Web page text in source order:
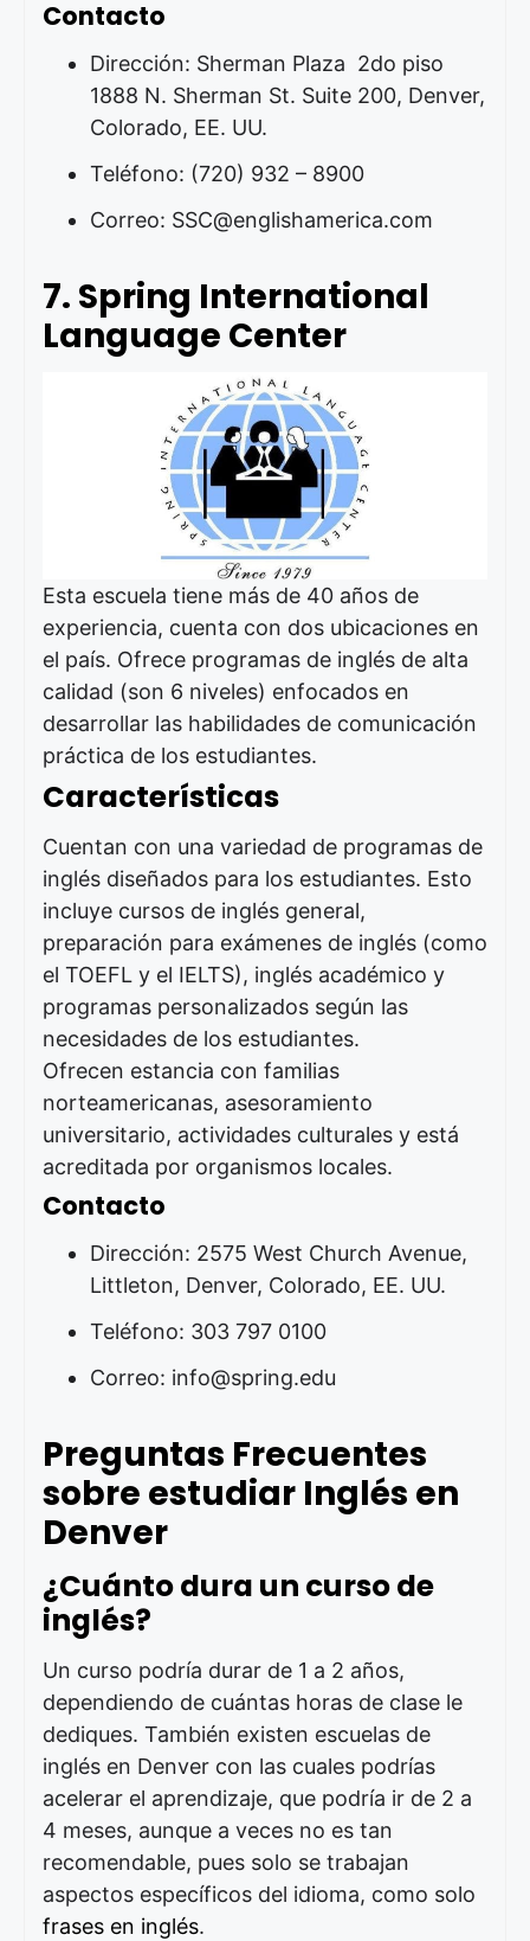
Contacto
Dirección: Sherman Plaza 2do piso
1888 N. Sherman St. Suite 200, Denver,
Colorado, EE. UU.
Teléfono: (720) 932 – 8900
Correo: SSC@englishamerica.com
7. Spring International
Language Center
Esta escuela tiene más de 40 años de
experiencia, cuenta con dos ubicaciones en
el país. Ofrece programas de inglés de alta
calidad (son 6 niveles) enfocados en
desarrollar las habilidades de comunicación
práctica de los estudiantes.
Características
Cuentan con una variedad de programas de
inglés diseñados para los estudiantes. Esto
incluye cursos de inglés general,
preparación para exámenes de inglés (como
el TOEFL y el IELTS), inglés académico y
programas personalizados según las
necesidades de los estudiantes.
Ofrecen estancia con familias
norteamericanas, asesoramiento
universitario, actividades culturales y está
acreditada por organismos locales.
Contacto
Dirección: 2575 West Church Avenue,
Littleton, Denver, Colorado, EE. UU.
Teléfono: 303 797 0100
Correo: info@spring.edu
Preguntas Frecuentes
sobre estudiar Inglés en
Denver
¿Cuánto dura un curso de
inglés?
Un curso podría durar de 1 a 2 años,
dependiendo de cuántas horas de clase le
dediques. También existen escuelas de
inglés en Denver con las cuales podrías
acelerar el aprendizaje, que podría ir de 2 a
4 meses, aunque a veces no es tan
recomendable, pues solo se trabajan
aspectos específicos del idioma, como solo
frases en inglés.